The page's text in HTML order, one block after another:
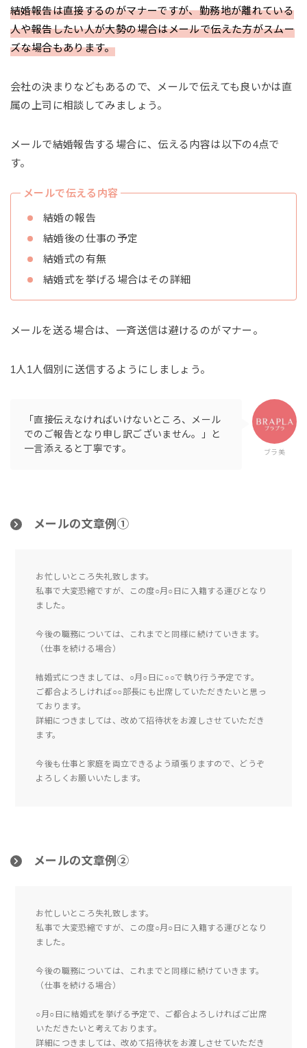
結婚報告は直接するのがマナーですが、勤務地が離れている
人や報告したい人が大勢の場合はメールで伝えた方がスムー
ズな場合もあります。
会社の決まりなどもあるので、メールで伝えても良いかは直
属の上司に相談してみましょう。
メールで結婚報告する場合に、伝える内容は以下の4点で
す。
メールで伝える内容
結婚の報告
結婚後の仕事の予定
結婚式の有無
結婚式を挙げる場合はその詳細
メールを送る場合は、一斉送信は避けるのがマナー。
1人1人個別に送信するようにしましょう。
ブラ美
「直接伝えなければいけないところ、メール
でのご報告となり申し訳ございません。」と
一言添えると丁寧です。
メールの文章例①
お忙しいところ失礼致します。
私事で大変恐縮ですが、この度○月○日に入籍する運びとなり
ました。
今後の職務については、これまでと同様に続けていきます。
（仕事を続ける場合）
結婚式につきましては、○月○日に○○で執り行う予定です。
ご都合よろしければ○○部長にも出席していただきたいと思っ
ております。
詳細につきましては、改めて招待状をお渡しさせていただき
ます。
今後も仕事と家庭を両立できるよう頑張りますので、どうぞ
よろしくお願いいたします。
メールの文章例②
お忙しいところ失礼致します。
私事で大変恐縮ですが、この度○月○日に入籍する運びとなり
ました。
今後の職務については、これまでと同様に続けていきます。
（仕事を続ける場合）
○月○日に結婚式を挙げる予定で、ご都合よろしければご出席
いただきたいと考えております。
詳細につきましては、改めて招待状をお渡しさせていただき